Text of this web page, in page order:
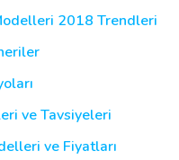
2018 Trendleri
ve Tavsiyeleri
ve Fiyatları